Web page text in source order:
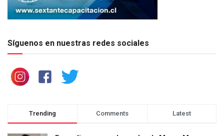
Síguenos en nuestras redes sociales
Trending Comments Latest